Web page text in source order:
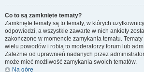
Co to są zamknięte tematy?
Zamknięte tematy są to tematy, w których
odpowiedzi, a wszystkie zawarte w nich ankiety
zakończone w momencie zamykania tematu.
wielu powodów i robią to moderatorzy forum lub
Zależnie od uprawnień nadanych przez
może mieć możliwość zamykania swoich tematów.
Na górę